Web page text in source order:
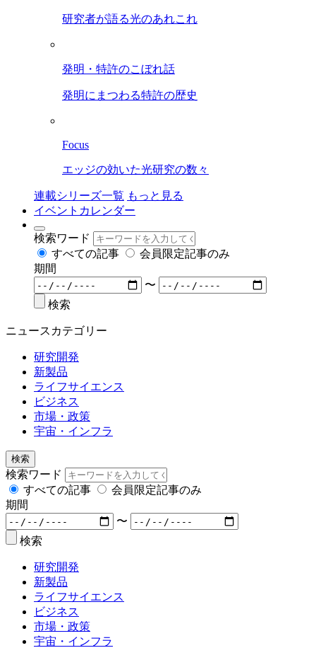
研究者が語る光のあれこれ
発明・特許のこぼれ話
発明にまつわる特許の歴史
Focus
エッジの効いた光研究の数々
連載シリーズ一覧 もっと見る
イベントカレンダー
検索ワード
すべての記事
会員限定記事のみ
期間
〜
検索
ニュースカテゴリー
研究開発
新製品
ライフサイエンス
ビジネス
市場・政策
宇宙・インフラ
検索
検索ワード
すべての記事
会員限定記事のみ
期間
〜
検索
研究開発
新製品
ライフサイエンス
ビジネス
市場・政策
宇宙・インフラ